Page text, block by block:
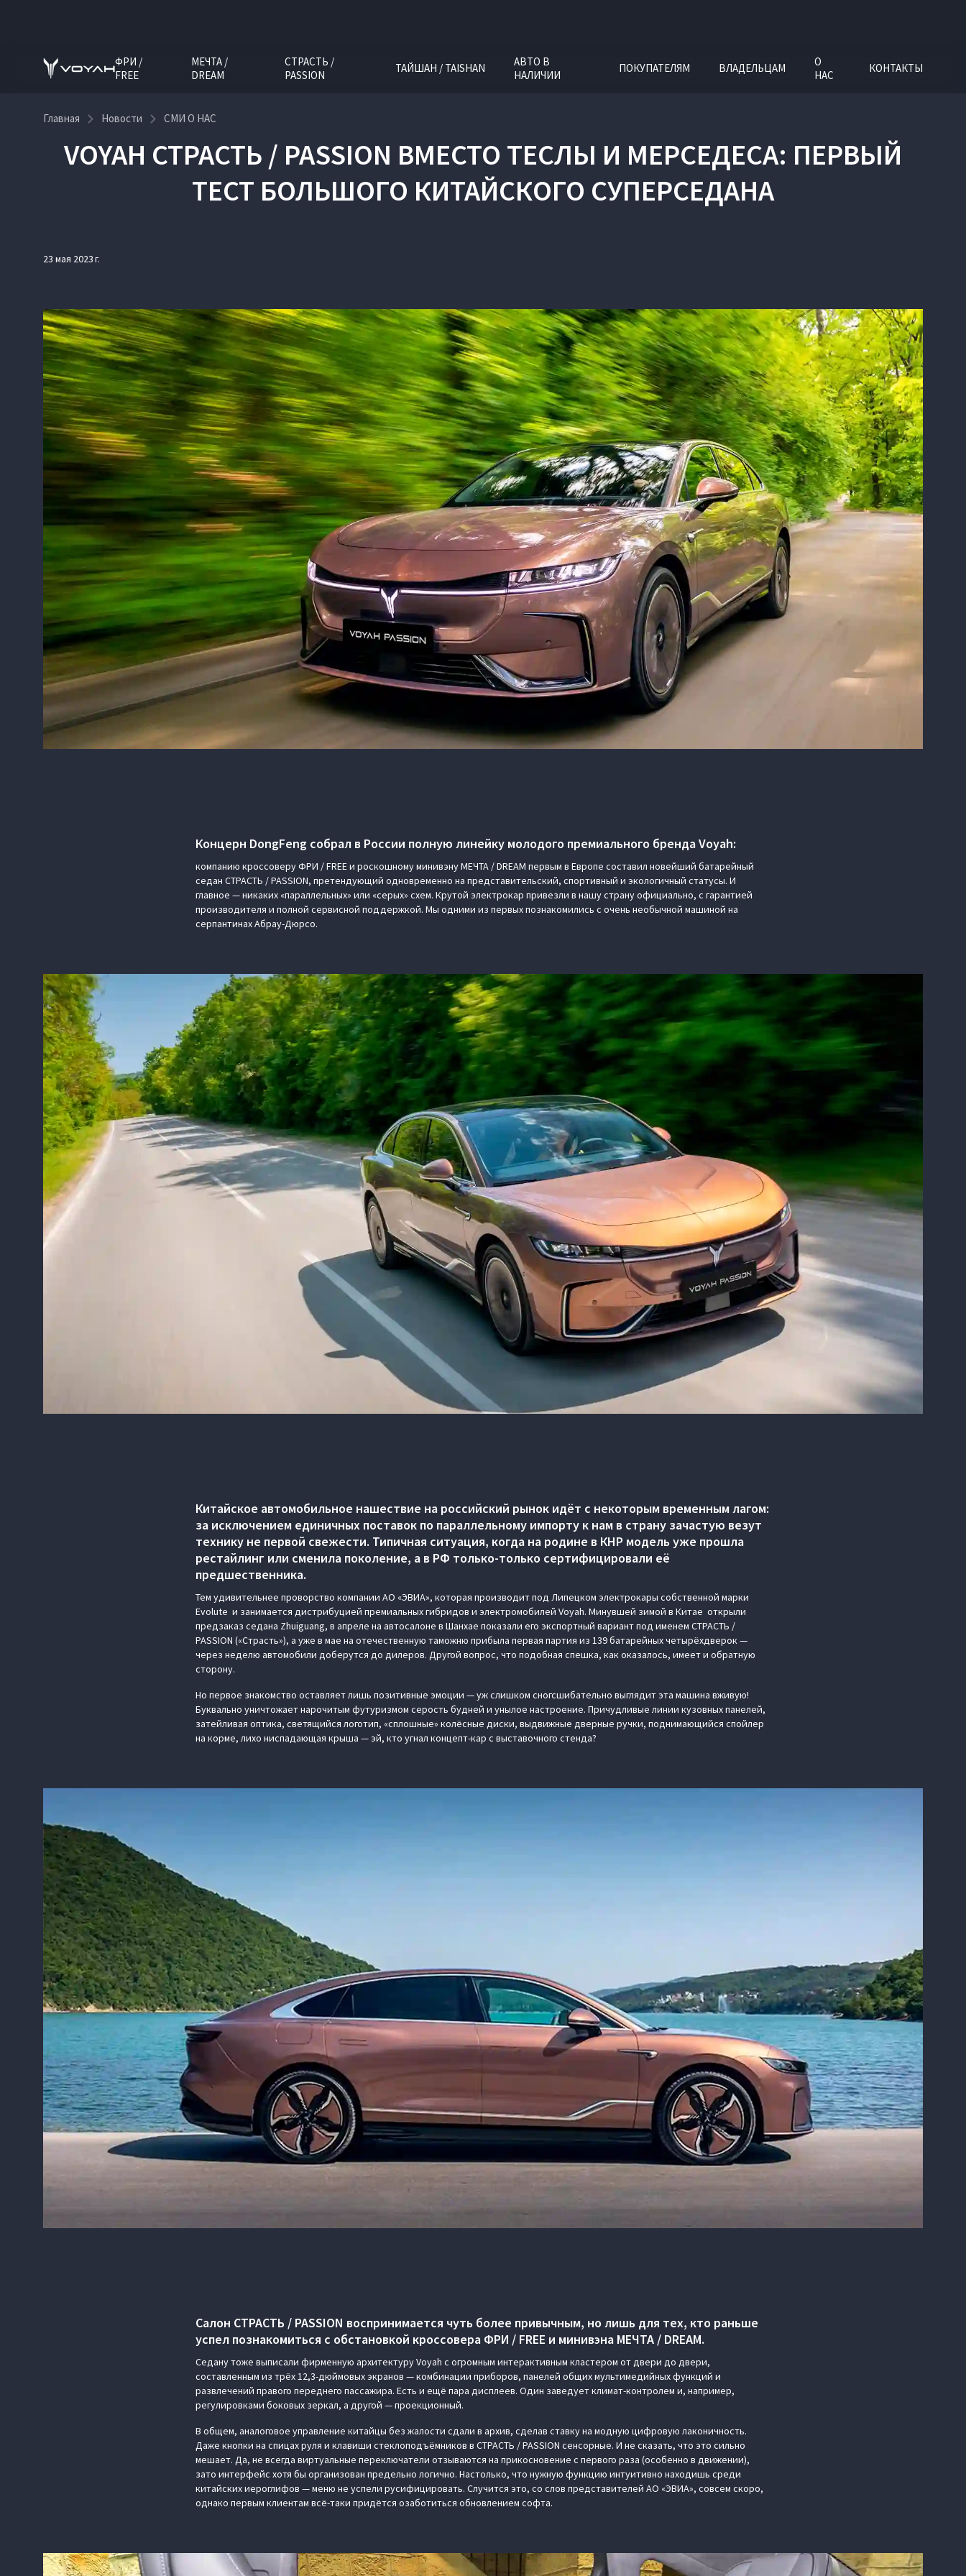
ФРИ /
FREE
МЕЧТА /
DREAM
СТРАСТЬ /
PASSION
ТАЙШАН / TAISHAN
АВТО В
НАЛИЧИИ
ПОКУПАТЕЛЯМ ВЛАДЕЛЬЦАМ
О
НАС
КОНТАКТЫ
Главная Новости СМИ О НАС
VOYAH СТРАСТЬ / PASSION ВМЕСТО ТЕСЛЫ И МЕРСЕДЕСА: ПЕРВЫЙ
ТЕСТ БОЛЬШОГО КИТАЙСКОГО СУПЕРСЕДАНА
23 мая 2023 г.
Концерн DongFeng собрал в России полную линейку молодого премиального бренда Voyah:
компанию кроссоверу ФРИ / FREE и роскошному минивэну МЕЧТА / DREAM первым в Европе составил новейший батарейный
седан СТРАСТЬ / PASSION, претендующий одновременно на представительский, спортивный и экологичный статусы. И
главное — никаких «параллельных» или «серых» схем. Крутой электрокар привезли в нашу страну официально, с гарантией
производителя и полной сервисной поддержкой. Мы одними из первых познакомились с очень необычной машиной на
серпантинах Абрау-Дюрсо.
Китайское автомобильное нашествие на российский рынок идёт с некоторым временным лагом:
за исключением единичных поставок по параллельному импорту к нам в страну зачастую везут
технику не первой свежести. Типичная ситуация, когда на родине в КНР модель уже прошла
рестайлинг или сменила поколение, а в РФ только-только сертифицировали её
предшественника.
Тем удивительнее проворство компании АО «ЭВИА», которая производит под Липецком электрокары собственной марки
Evolute и занимается дистрибуцией премиальных гибридов и электромобилей Voyah. Минувшей зимой в Китае открыли
предзаказ седана Zhuiguang, в апреле на автосалоне в Шанхае показали его экспортный вариант под именем СТРАСТЬ /
PASSION («Страсть»), а уже в мае на отечественную таможню прибыла первая партия из 139 батарейных четырёхдверок —
через неделю автомобили доберутся до дилеров. Другой вопрос, что подобная спешка, как оказалось, имеет и обратную
сторону.
Но первое знакомство оставляет лишь позитивные эмоции — уж слишком сногсшибательно выглядит эта машина вживую!
Буквально уничтожает нарочитым футуризмом серость будней и унылое настроение. Причудливые линии кузовных панелей,
затейливая оптика, светящийся логотип, «сплошные» колёсные диски, выдвижные дверные ручки, поднимающийся спойлер
на корме, лихо ниспадающая крыша — эй, кто угнал концепт-кар с выставочного стенда?
Салон СТРАСТЬ / PASSION воспринимается чуть более привычным, но лишь для тех, кто раньше
успел познакомиться с обстановкой кроссовера ФРИ / FREE и минивэна МЕЧТА / DREAM.
Седану тоже выписали фирменную архитектуру Voyah с огромным интерактивным кластером от двери до двери,
составленным из трёх 12,3-дюймовых экранов — комбинации приборов, панелей общих мультимедийных функций и
развлечений правого переднего пассажира. Есть и ещё пара дисплеев. Один заведует климат-контролем и, например,
регулировками боковых зеркал, а другой — проекционный.
В общем, аналоговое управление китайцы без жалости сдали в архив, сделав ставку на модную цифровую лаконичность.
Даже кнопки на спицах руля и клавиши стеклоподъёмников в СТРАСТЬ / PASSION сенсорные. И не сказать, что это сильно
мешает. Да, не всегда виртуальные переключатели отзываются на прикосновение с первого раза (особенно в движении),
зато интерфейс хотя бы организован предельно логично. Настолько, что нужную функцию интуитивно находишь среди
китайских иероглифов — меню не успели русифицировать. Случится это, со слов представителей АО «ЭВИА», совсем скоро,
однако первым клиентам всё-таки придётся озаботиться обновлением софта.